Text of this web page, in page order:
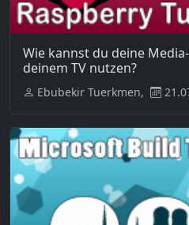
Wie kannst du deine
deinem TV nutzen?
Ebubekir Tuerkmen,